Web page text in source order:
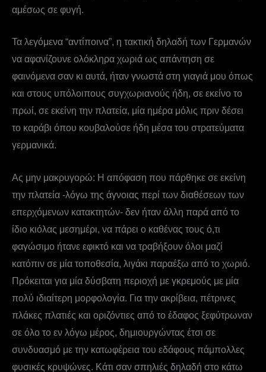
αμέσως σε φυγή.
Τα λεγόμενα “αντίποινα”, η τακτική δηλαδή των Γερμανών
να αφανίζουνε ολόκληρα χωριά ως απάντηση σε
φαινόμενα σαν κι αυτά, ήταν γνωστά στη γιαγιά μου όπως
και στους υπόλοιπους συγχωριανούς ήδη, σε εκείνο το
πρωί, σε εκείνη την πλατεία, μία ημέρα μόλις πριν δέσει
το καράβι όπου κουβαλούσε ήδη μέσα του στρατεύματα
γερμανικά.
Ας μην μακρυγορώ: Η απόφαση που πάρθηκε σε εκείνη
την πλατεία -λόγω της άγνοιας περί των διαθέσεων των
επερχόμενων κατακτητών- δεν ήταν άλλη παρά από το
ίδιο κιόλας μεσημέρι, να πάρει ο καθένας τους ό,τι
φαγώσιμο ήτανε εφικτό και να τραβήξουν όλοι μαζί
κατόπιν σε μία τοποθεσία, λιγάκι παραέξω από το χωριό.
Πρόκειται για μία δύσβατη περιοχή με γκρεμούς με μία
πολύ ιδιαίτερη μορφολογία. Για την ακρίβεια, πέτρινες
πλάκες πλατιές και οριζόντιες από το έδαφος ξεφύτρωναν
σε όλο το εν λόγω μέρος, δημιουργώντας έτσι σε
συνδυασμό με την κατωφέρεια του εδάφους πάμπολλες
φυσικές κρυψώνες. Κάτι σαν σπηλιές δηλαδή στο κάτω